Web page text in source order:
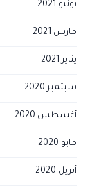
يونيو 2021
مارس 2021
يناير 2021
سبتمبر 2020
أغسطس 2020
مايو 2020
أبريل 2020